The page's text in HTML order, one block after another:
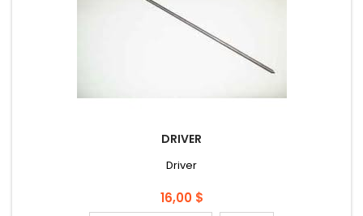
DRIVER
Driver
Prix
16,00 $